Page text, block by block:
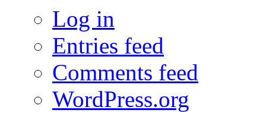
Log in
Entries feed
Comments feed
WordPress.org